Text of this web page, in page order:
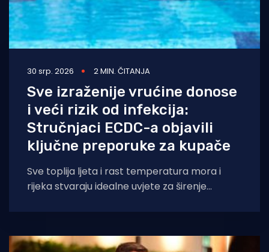
30 srp. 2026 2 MIN. ČITANJA
Sve izraženije vrućine donose
i veći rizik od infekcija:
Stručnjaci ECDC-a objavili
ključne preporuke za kupače
Sve toplija ljeta i rast temperatura mora i
rijeka stvaraju idealne uvjete za širenje